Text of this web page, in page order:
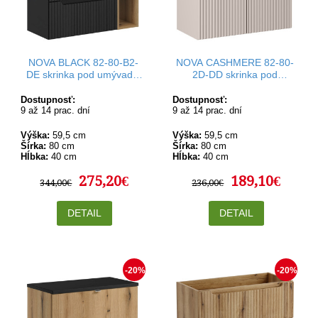
NOVA BLACK 82-80-B2-
DE skrinka pod umývadlo
Dostupnosť:
9 až 14 prac. dní
Výška: 59,5 cm
Šírka: 80 cm
Hĺbka: 40 cm
344,00€ 275,20€
DETAIL
NOVA CASHMERE 82-80-
2D-DD skrinka pod
Dostupnosť:
9 až 14 prac. dní
Výška: 59,5 cm
Šírka: 80 cm
Hĺbka: 40 cm
236,00€ 189,10€
DETAIL
-20% -20%